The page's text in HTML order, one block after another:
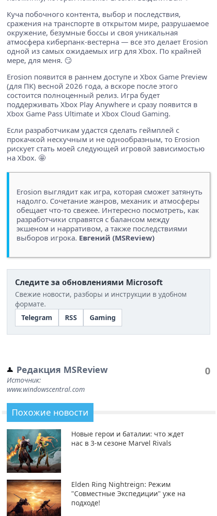
Куча побочного контента, выбор и последствия,
сражения на транспорте в открытом мире, разрушаемое
окружение, безумные боссы и своя уникальная
атмосфера киберпанк-вестерна — все это делает Erosion
одной из самых ожидаемых игр для Xbox. По крайней
мере, для меня. 😏
Erosion появится в раннем доступе и Xbox Game Preview
(для ПК) весной 2026 года, а вскоре после этого
состоится полноценный релиз. Игра будет
поддерживать Xbox Play Anywhere и сразу появится в
Xbox Game Pass Ultimate и Xbox Cloud Gaming.
Если разработчикам удастся сделать геймплей с
прокачкой нескучным и не однообразным, то Erosion
рискует стать моей следующей игровой зависимостью
на Xbox. 🤩
Erosion выглядит как игра, которая сможет затянуть
надолго. Сочетание жанров, механик и атмосферы
обещает что-то свежее. Интересно посмотреть, как
разработчики справятся с балансом между
экшеном и нарративом, а также последствиями
выборов игрока. Евгений (MSReview)
Следите за обновлениями Microsoft
Свежие новости, разборы и инструкции в удобном
формате.
Telegram
RSS Gaming
Редакция MSReview
Источник:
www.windowscentral.com
0
Похожие новости
Новые герои и баталии: что ждет
нас в 3-м сезоне Marvel Rivals
Elden Ring Nightreign: Режим
"Совместные Экспедиции" уже на
подходе!